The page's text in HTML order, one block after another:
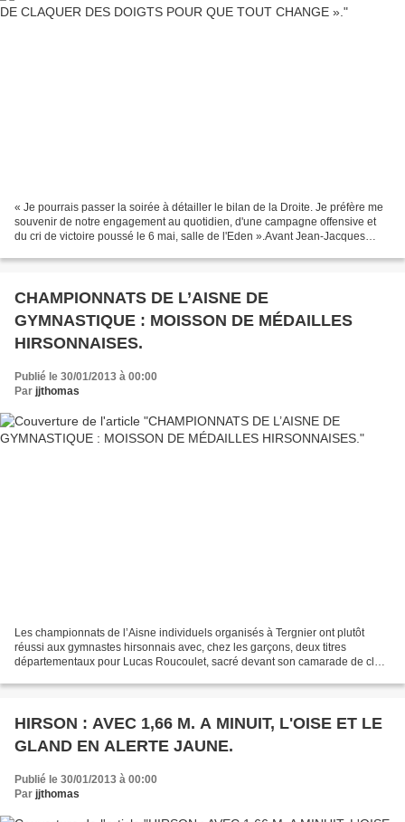
« Je pourrais passer la soirée à détailler le bilan de la Droite. Je préfère me
souvenir de notre engagement au quotidien, d'une campagne offensive et
du cri de victoire poussé le 6 mai, salle de l'Eden ».Avant Jean-Jacques
CHAMPIONNATS DE L’AISNE DE
GYMNASTIQUE : MOISSON DE MÉDAILLES
HIRSONNAISES.
Publié le 30/01/2013 à 00:00
Par jjthomas
Les championnats de l’Aisne individuels organisés à Tergnier ont plutôt
réussi aux gymnastes hirsonnais avec, chez les garçons, deux titres
départementaux pour Lucas Roucoulet, sacré devant son camarade de club
HIRSON : AVEC 1,66 M. A MINUIT, L'OISE ET LE
GLAND EN ALERTE JAUNE.
Publié le 30/01/2013 à 00:00
Par jjthomas